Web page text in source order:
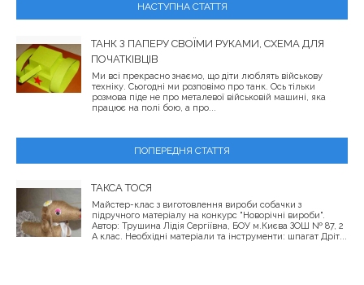
НАСТУПНА СТАТТЯ
ТАНК З ПАПЕРУ СВОЇМИ РУКАМИ, СХЕМА ДЛЯ
ПОЧАТКІВЦІВ
Ми всі прекрасно знаємо, що діти люблять військову
техніку. Сьогодні ми розповімо про танк. Ось тільки
розмова піде не про металевої військовій машині, яка
працює на полі бою, а про...
ПОПЕРЕДНЯ СТАТТЯ
ТАКСА ТОСЯ
Майстер-клас з виготовлення вироби собачки з
підручного матеріалу на конкурс "Новорічні вироби".
Автор: Трушина Лідія Сергіївна, БОУ м.Києва ЗОШ № 87, 2
А клас. Необхідні матеріали та інструменти: шпагат Дріт...